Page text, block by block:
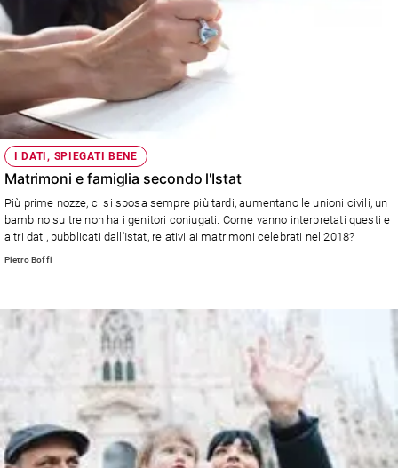
settimana
Migranti
e
inclusione
Costume
Cultura
spettacoli
Sanremo
streaming
Famiglia
ed
I DATI, SPIEGATI BENE
Matrimoni e famiglia secondo l'Istat
Più prime nozze, ci si sposa sempre più tardi, aumentano le unioni civili, un
bambino su tre non ha i genitori coniugati. Come vanno interpretati questi e
altri dati, pubblicati dall'Istat, relativi ai matrimoni celebrati nel 2018?
Pietro Boffi